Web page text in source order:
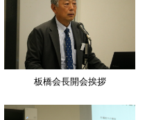
板橋会長開会挨拶